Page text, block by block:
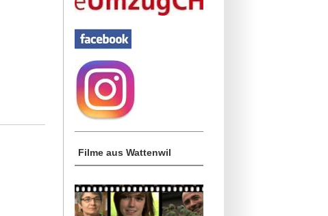
Filme aus Wattenwil